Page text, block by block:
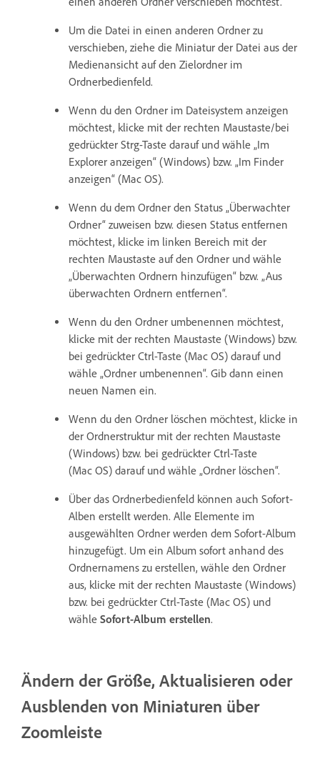
Um die Datei in einen anderen Ordner zu
verschieben, ziehe die Miniatur der Datei aus der
Medienansicht auf den Zielordner im
Ordnerbedienfeld.
Wenn du den Ordner im Dateisystem anzeigen
möchtest, klicke mit der rechten Maustaste/bei
gedrückter Strg-Taste darauf und wähle „Im
Explorer anzeigen“ (Windows) bzw. „Im Finder
anzeigen“ (Mac OS).
Wenn du dem Ordner den Status „Überwachter
Ordner“ zuweisen bzw. diesen Status entfernen
möchtest, klicke im linken Bereich mit der
rechten Maustaste auf den Ordner und wähle
„Überwachten Ordnern hinzufügen“ bzw. „Aus
überwachten Ordnern entfernen“.
Wenn du den Ordner umbenennen möchtest,
klicke mit der rechten Maustaste (Windows) bzw.
bei gedrückter Ctrl-Taste (Mac OS) darauf und
wähle „Ordner umbenennen“. Gib dann einen
neuen Namen ein.
Wenn du den Ordner löschen möchtest, klicke in
der Ordnerstruktur mit der rechten Maustaste
(Windows) bzw. bei gedrückter Ctrl-Taste
(Mac OS) darauf und wähle „Ordner löschen“.
Über das Ordnerbedienfeld können auch Sofort-
Alben erstellt werden. Alle Elemente im
ausgewählten Ordner werden dem Sofort-Album
hinzugefügt. Um ein Album sofort anhand des
Ordnernamens zu erstellen, wähle den Ordner
aus, klicke mit der rechten Maustaste (Windows)
bzw. bei gedrückter Ctrl-Taste (Mac OS) und
wähle Sofort-Album erstellen.
Ändern der Größe, Aktualisieren oder
Ausblenden von Miniaturen über
Zoomleiste